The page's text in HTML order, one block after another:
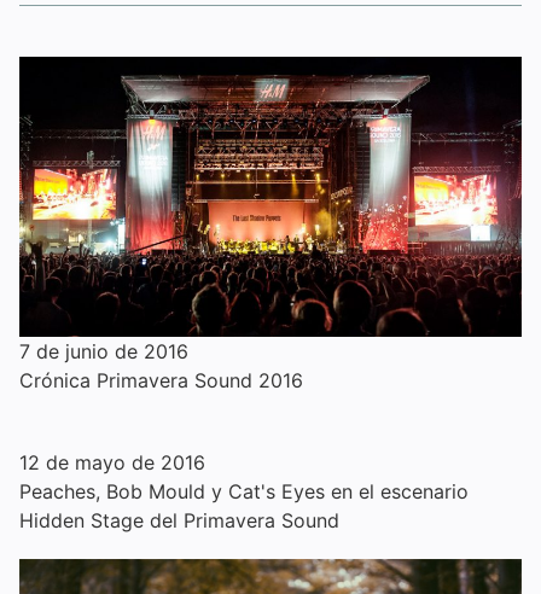
7 de junio de 2016
Crónica Primavera Sound 2016
12 de mayo de 2016
Peaches, Bob Mould y Cat's Eyes en el escenario
Hidden Stage del Primavera Sound